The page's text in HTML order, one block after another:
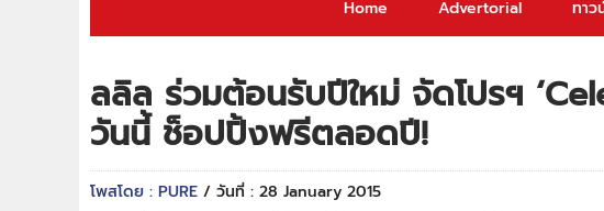
Home Advertorial ทาว
ลลิล ร่วมต้อนรับปีใหม่ จัดโปรฯ
วันนี้ ช็อปปิ้งฟรีตลอดปี!
โพสโดย : PURE / วันที่ : 28 January 2015